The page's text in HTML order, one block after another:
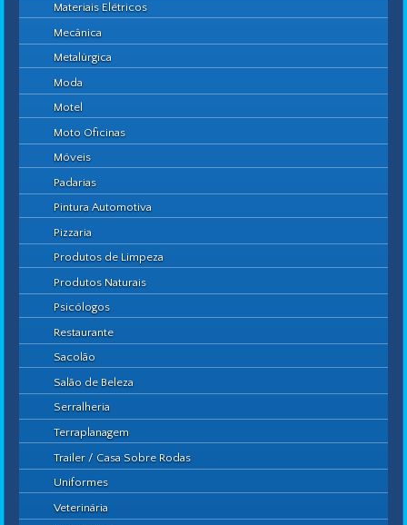
Materiais Elétricos
Mecânica
Metalúrgica
Moda
Motel
Moto Oficinas
Móveis
Padarias
Pintura Automotiva
Pizzaria
Produtos de Limpeza
Produtos Naturais
Psicólogos
Restaurante
Sacolão
Salão de Beleza
Serralheria
Terraplanagem
Trailer / Casa Sobre Rodas
Uniformes
Veterinária